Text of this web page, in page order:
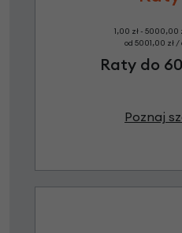
1,00 zł - 5000,00
od 5001,00 zł
Raty do
Poznaj